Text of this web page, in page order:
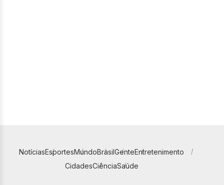
NotíciasEsportesMundoBrasilGenteEntretenimento
CidadesCiênciaSaúde